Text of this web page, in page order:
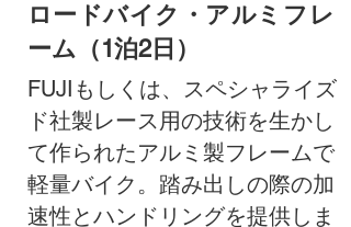
ロードバイク・アルミフレ
ーム（1泊2日）
FUJIもしくは、スペシャライズ
ド社製レース用の技術を生かし
て作られたアルミ製フレームで
軽量バイク。踏み出しの際の加
速性とハンドリングを提供しま